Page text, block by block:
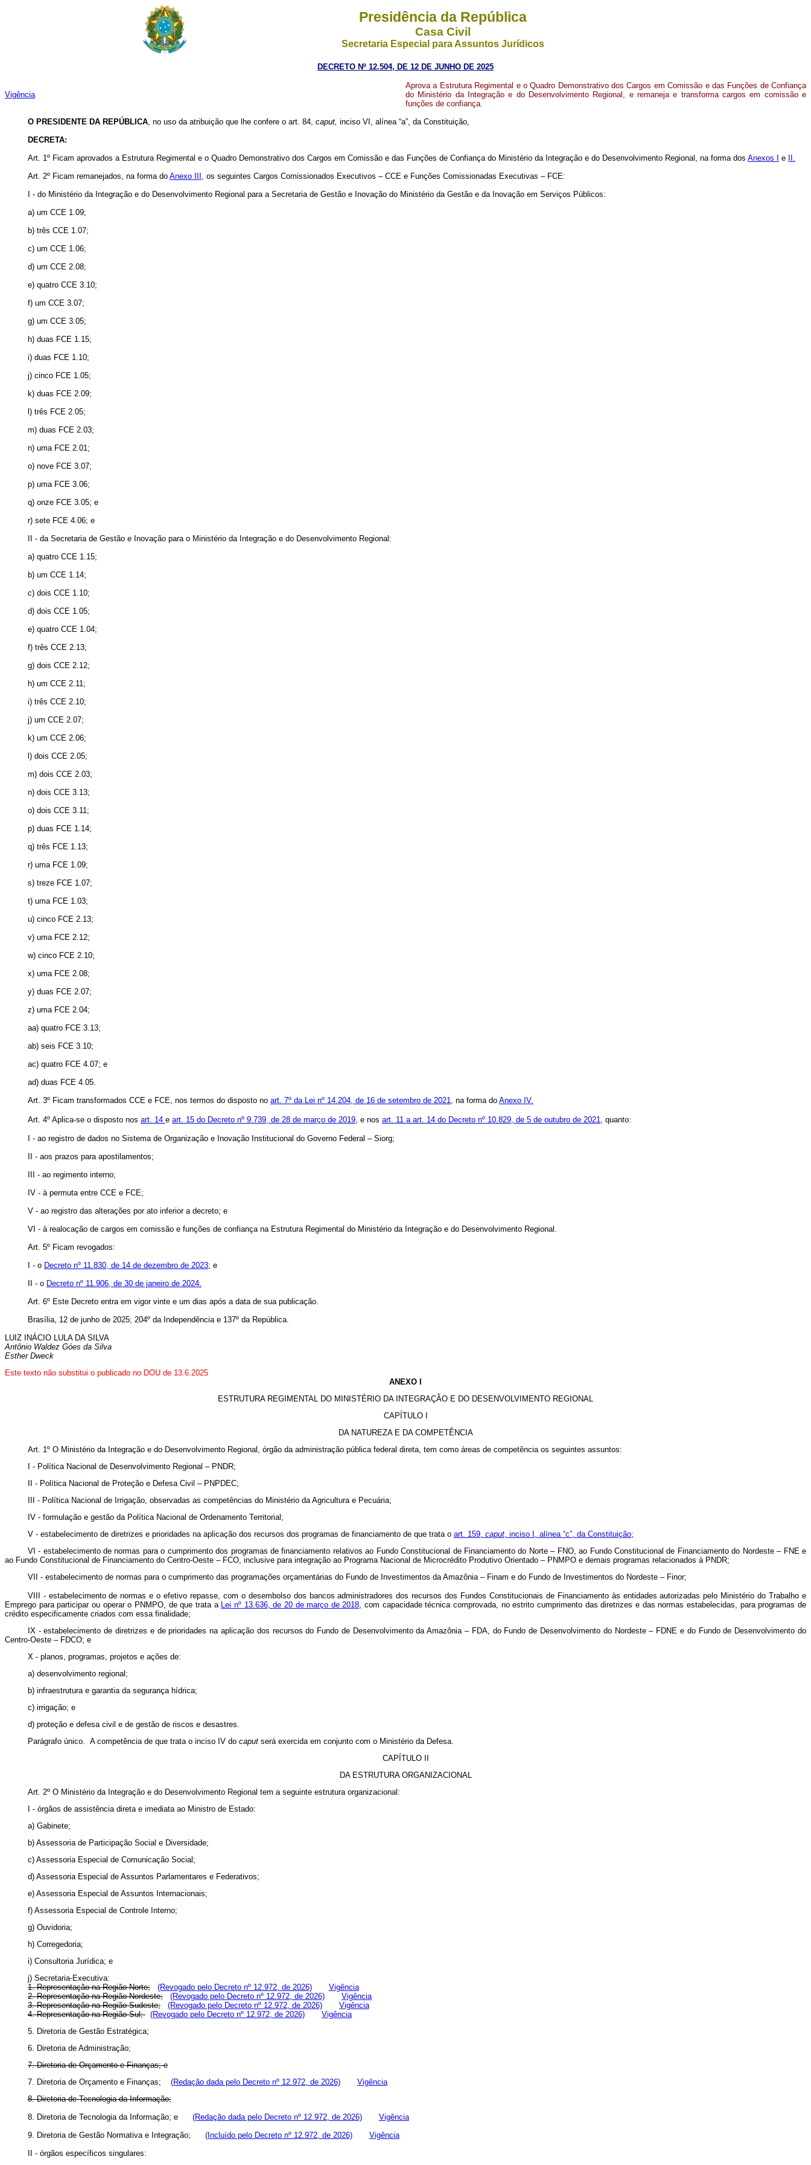
Presidência da República
Casa Civil
Secretaria Especial para Assuntos Jurídicos
DECRETO Nº 12.504, DE 12 DE JUNHO DE 2025
Vigência
Aprova a Estrutura Regimental e o Quadro Demonstrativo dos Cargos em Comissão e das Funções de Confiança
do Ministério da Integração e do Desenvolvimento Regional, e remaneja e transforma cargos em comissão e
funções de confiança.
O PRESIDENTE DA REPÚBLICA, no uso da atribuição que lhe confere o art. 84, caput, inciso VI, alínea “a”, da Constituição,
DECRETA:
Art. 1º Ficam aprovados a Estrutura Regimental e o Quadro Demonstrativo dos Cargos em Comissão e das Funções de Confiança do Ministério da Integração e do Desenvolvimento Regional, na forma dos Anexos I e
II.
Art. 2º Ficam remanejados, na forma do Anexo III, os seguintes Cargos Comissionados Executivos – CCE e Funções Comissionadas Executivas – FCE:
I - do Ministério da Integração e do Desenvolvimento Regional para a Secretaria de Gestão e Inovação do Ministério da Gestão e da Inovação em Serviços Públicos:
a) um CCE 1.09;
b) três CCE 1.07;
c) um CCE 1.06;
d) um CCE 2.08;
e) quatro CCE 3.10;
f) um CCE 3.07;
g) um CCE 3.05;
h) duas FCE 1.15;
i) duas FCE 1.10;
j) cinco FCE 1.05;
k) duas FCE 2.09;
l) três FCE 2.05;
m) duas FCE 2.03;
n) uma FCE 2.01;
o) nove FCE 3.07;
p) uma FCE 3.06;
q) onze FCE 3.05; e
r) sete FCE 4.06; e
II - da Secretaria de Gestão e Inovação para o Ministério da Integração e do Desenvolvimento Regional:
a) quatro CCE 1.15;
b) um CCE 1.14;
c) dois CCE 1.10;
d) dois CCE 1.05;
e) quatro CCE 1.04;
f) três CCE 2.13;
g) dois CCE 2.12;
h) um CCE 2.11;
i) três CCE 2.10;
j) um CCE 2.07;
k) um CCE 2.06;
l) dois CCE 2.05;
m) dois CCE 2.03;
n) dois CCE 3.13;
o) dois CCE 3.11;
p) duas FCE 1.14;
q) três FCE 1.13;
r) uma FCE 1.09;
s) treze FCE 1.07;
t) uma FCE 1.03;
u) cinco FCE 2.13;
v) uma FCE 2.12;
w) cinco FCE 2.10;
x) uma FCE 2.08;
y) duas FCE 2.07;
z) uma FCE 2.04;
aa) quatro FCE 3.13;
ab) seis FCE 3.10;
ac) quatro FCE 4.07; e
ad) duas FCE 4.05.
Art. 3º Ficam transformados CCE e FCE, nos termos do disposto no art. 7º da Lei nº 14.204, de 16 de setembro de 2021, na forma do Anexo IV.
Art. 4º Aplica-se o disposto nos art. 14 e art. 15 do Decreto nº 9.739, de 28 de março de 2019, e nos art. 11 a art. 14 do Decreto nº 10.829, de 5 de outubro de 2021, quanto:
I - ao registro de dados no Sistema de Organização e Inovação Institucional do Governo Federal – Siorg;
II - aos prazos para apostilamentos;
III - ao regimento interno;
IV - à permuta entre CCE e FCE;
V - ao registro das alterações por ato inferior a decreto; e
VI - à realocação de cargos em comissão e funções de confiança na Estrutura Regimental do Ministério da Integração e do Desenvolvimento Regional.
Art. 5º Ficam revogados:
I - o Decreto nº 11.830, de 14 de dezembro de 2023; e
II - o Decreto nº 11.906, de 30 de janeiro de 2024.
Art. 6º Este Decreto entra em vigor vinte e um dias após a data de sua publicação.
Brasília, 12 de junho de 2025; 204º da Independência e 137º da República.
LUIZ INÁCIO LULA DA SILVA
Antônio Waldez Góes da Silva
Esther Dweck
Este texto não substitui o publicado no DOU de 13.6.2025
ANEXO I
ESTRUTURA REGIMENTAL DO MINISTÉRIO DA INTEGRAÇÃO E DO DESENVOLVIMENTO REGIONAL
CAPÍTULO I
DA NATUREZA E DA COMPETÊNCIA
Art. 1º O Ministério da Integração e do Desenvolvimento Regional, órgão da administração pública federal direta, tem como áreas de competência os seguintes assuntos:
I - Política Nacional de Desenvolvimento Regional – PNDR;
II - Política Nacional de Proteção e Defesa Civil – PNPDEC;
III - Política Nacional de Irrigação, observadas as competências do Ministério da Agricultura e Pecuária;
IV - formulação e gestão da Política Nacional de Ordenamento Territorial;
V - estabelecimento de diretrizes e prioridades na aplicação dos recursos dos programas de financiamento de que trata o art. 159, caput, inciso I, alínea “c”, da Constituição;
VI - estabelecimento de normas para o cumprimento dos programas de financiamento relativos ao Fundo Constitucional de Financiamento do Norte – FNO, ao Fundo Constitucional de Financiamento do Nordeste – FNE e
ao Fundo Constitucional de Financiamento do Centro-Oeste – FCO, inclusive para integração ao Programa Nacional de Microcrédito Produtivo Orientado – PNMPO e demais programas relacionados à PNDR;
VII - estabelecimento de normas para o cumprimento das programações orçamentárias do Fundo de Investimentos da Amazônia – Finam e do Fundo de Investimentos do Nordeste – Finor;
VIII - estabelecimento de normas e o efetivo repasse, com o desembolso dos bancos administradores dos recursos dos Fundos Constitucionais de Financiamento às entidades autorizadas pelo Ministério do Trabalho e
Emprego para participar ou operar o PNMPO, de que trata a Lei nº 13.636, de 20 de março de 2018, com capacidade técnica comprovada, no estrito cumprimento das diretrizes e das normas estabelecidas, para programas de
crédito especificamente criados com essa finalidade;
IX - estabelecimento de diretrizes e de prioridades na aplicação dos recursos do Fundo de Desenvolvimento da Amazônia – FDA, do Fundo de Desenvolvimento do Nordeste – FDNE e do Fundo de Desenvolvimento do
Centro-Oeste – FDCO; e
X - planos, programas, projetos e ações de:
a) desenvolvimento regional;
b) infraestrutura e garantia da segurança hídrica;
c) irrigação; e
d) proteção e defesa civil e de gestão de riscos e desastres.
Parágrafo único. A competência de que trata o inciso IV do caput será exercida em conjunto com o Ministério da Defesa.
CAPÍTULO II
DA ESTRUTURA ORGANIZACIONAL
Art. 2º O Ministério da Integração e do Desenvolvimento Regional tem a seguinte estrutura organizacional:
I - órgãos de assistência direta e imediata ao Ministro de Estado:
a) Gabinete;
b) Assessoria de Participação Social e Diversidade;
c) Assessoria Especial de Comunicação Social;
d) Assessoria Especial de Assuntos Parlamentares e Federativos;
e) Assessoria Especial de Assuntos Internacionais;
f) Assessoria Especial de Controle Interno;
g) Ouvidoria;
h) Corregedoria;
i) Consultoria Jurídica; e
j) Secretaria-Executiva:
1. Representação na Região Norte;
(Revogado pelo Decreto nº 12.972, de 2026)
Vigência
2. Representação na Região Nordeste;
(Revogado pelo Decreto nº 12.972, de 2026)
Vigência
3. Representação na Região Sudeste;
(Revogado pelo Decreto nº 12.972, de 2026)
Vigência
4. Representação na Região Sul; (Revogado pelo Decreto nº 12.972, de 2026)
Vigência
5. Diretoria de Gestão Estratégica;
6. Diretoria de Administração;
7. Diretoria de Orçamento e Finanças; e
7. Diretoria de Orçamento e Finanças; (Redação dada pelo Decreto nº 12.972, de 2026)
Vigência
8. Diretoria de Tecnologia da Informação;
8. Diretoria de Tecnologia da Informação; e (Redação dada pelo Decreto nº 12.972, de 2026)
Vigência
9. Diretoria de Gestão Normativa e Integração; (Incluído pelo Decreto nº 12.972, de 2026)
Vigência
II - órgãos específicos singulares: